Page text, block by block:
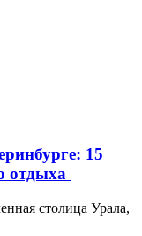
15
отдыха
столица Урала,